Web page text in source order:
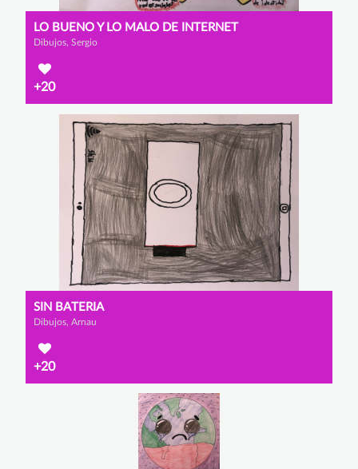
LO BUENO Y LO MALO DE INTERNET
Dibujos, Sergio
+20
SIN BATERIA
Dibujos, Arnau
+20